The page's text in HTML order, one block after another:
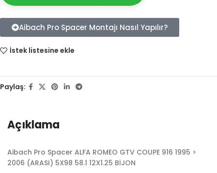
Aibach Pro Spacer Montajı Nasıl Yapılır?
İstek listesine ekle
Paylaş:
Açıklama
Aibach Pro Spacer ALFA ROMEO GTV COUPE 916 1995 >
2006 (ARASI) 5X98 58.1 12X1.25 BİJON